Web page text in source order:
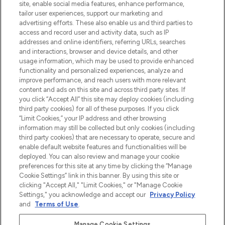
beste huidverzorging, haarproducten en
make-up van meer dan 200 topmerken.
Shop online of via de app, met gratis
verzending vanaf €40.
Cookie-toestemming
Do Not Sell or Share My Personal
Information
HELP & INFORMATIE
BEDRIJFSINFORMATIE
OVER LOOKFANTASTIC
Betaal veilig met
site, enable social media features, enhance performance,
tailor user experiences, support our marketing and
advertising efforts. These also enable us and third parties to
access and record user and activity data, such as IP
addresses and online identifiers, referring URLs, searches
and interactions, browser and device details, and other
usage information, which may be used to provide enhanced
functionality and personalized experiences, analyze and
improve performance, and reach users with more relevant
content and ads on this site and across third party sites. If
you click “Accept All” this site may deploy cookies (including
third party cookies) for all of these purposes. If you click
“Limit Cookies,” your IP address and other browsing
information may still be collected but only cookies (including
third party cookies) that are necessary to operate, secure and
enable default website features and functionalities will be
deployed. You can also review and manage your cookie
preferences for this site at any time by clicking the “Manage
Cookie Settings” link in this banner. By using this site or
clicking "Accept All," "Limit Cookies," or "Manage Cookie
Settings," you acknowledge and accept our Privacy Policy
and
Terms of Use.